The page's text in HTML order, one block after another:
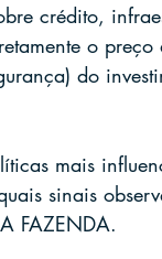
crédito,
o
do
mais
sinais
FAZENDA.